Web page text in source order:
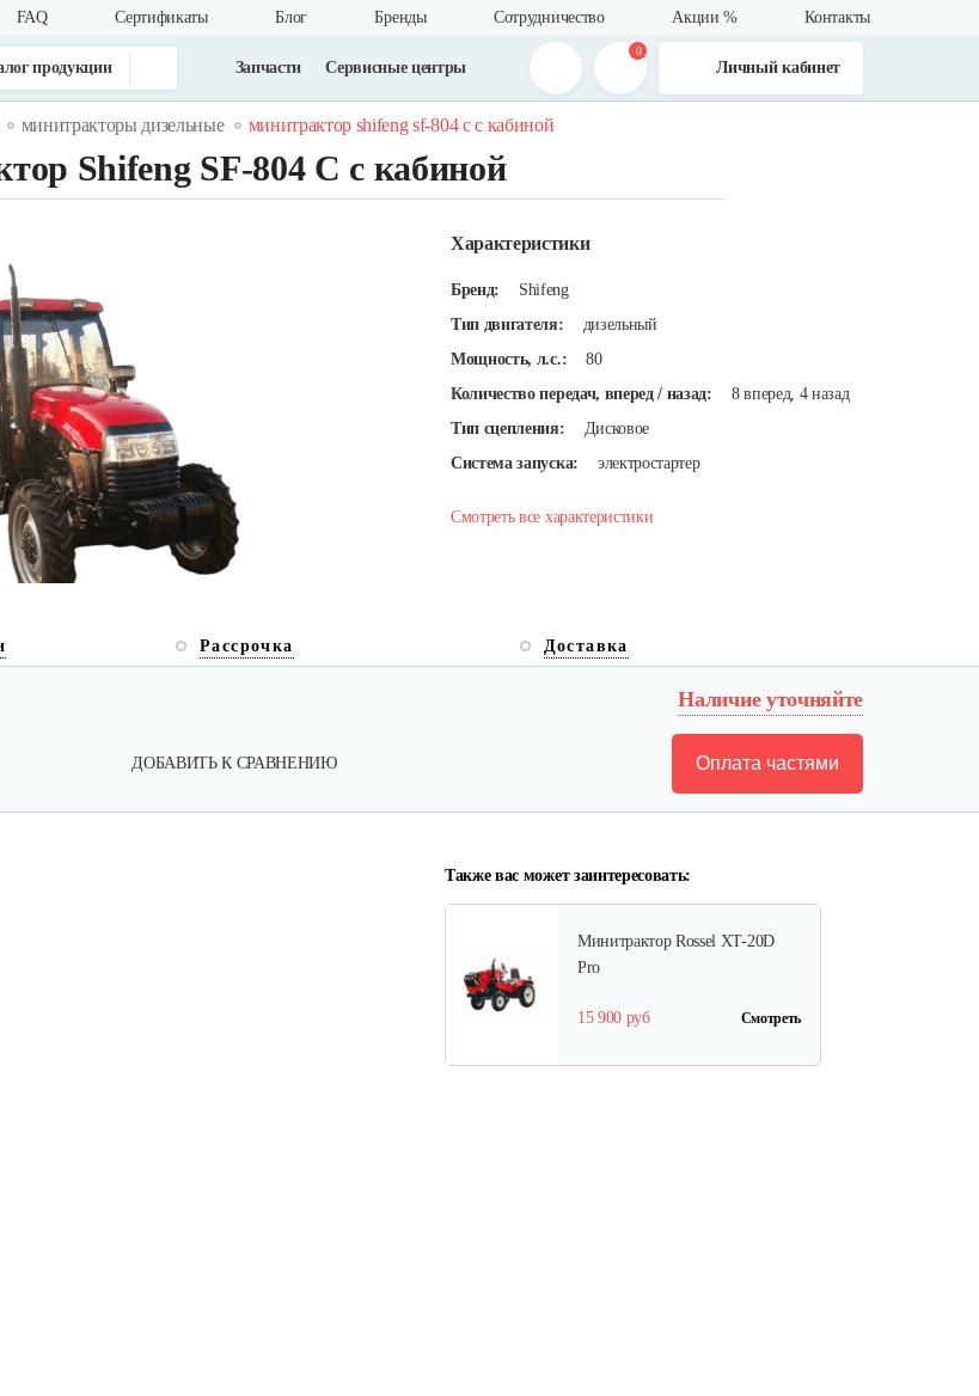
FAQ Cертификаты Блог Бренды Сотрудничество Акции % Контакты
продукции Запчасти Сервисные центры
0
Личный кабинет
минитракторы дизельные минитрактор shifeng sf-804 с с кабиной
Shifeng SF-804 С с кабиной
Характеристики
Бренд:
Shifeng
Тип двигателя:
дизельный
Мощность, л.с.:
80
Количество передач, вперед / назад:
8 вперед, 4 назад
Тип сцепления:
Дисковое
Система запуска:
электростартер
Смотреть все характеристики
Рассрочка Доставка
Наличие уточняйте
ДОБАВИТЬ К СРАВНЕНИЮ Оплата частями
Также вас может заинтересовать:
Минитрактор Rossel XT-20D
Pro
15 900 руб Смотреть